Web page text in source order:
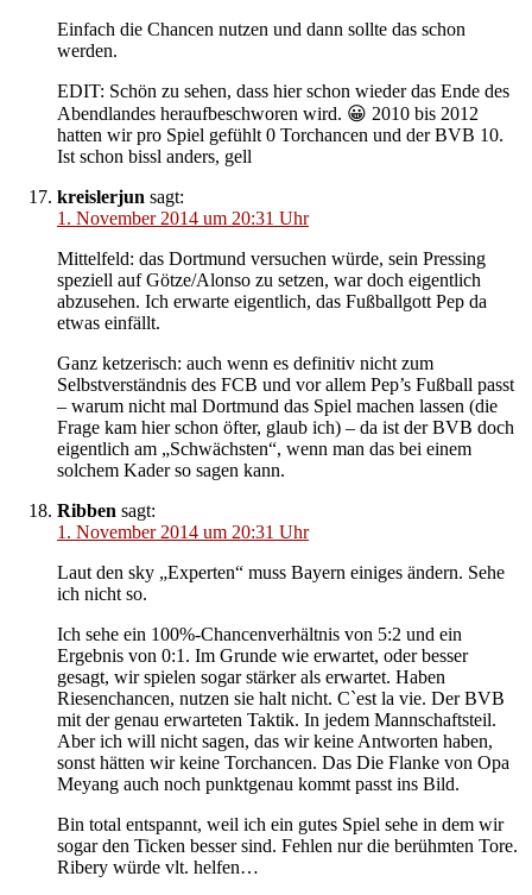
Einfach die Chancen nutzen und dann sollte das schon
werden.
EDIT: Schön zu sehen, dass hier schon wieder das Ende des
Abendlandes heraufbeschworen wird. 😀 2010 bis 2012
hatten wir pro Spiel gefühlt 0 Torchancen und der BVB 10.
Ist schon bissl anders, gell
kreislerjun sagt:
1. November 2014 um 20:31 Uhr
Mittelfeld: das Dortmund versuchen würde, sein Pressing
speziell auf Götze/Alonso zu setzen, war doch eigentlich
abzusehen. Ich erwarte eigentlich, das Fußballgott Pep da
etwas einfällt.
Ganz ketzerisch: auch wenn es definitiv nicht zum
Selbstverständnis des FCB und vor allem Pep’s Fußball passt
– warum nicht mal Dortmund das Spiel machen lassen (die
Frage kam hier schon öfter, glaub ich) – da ist der BVB doch
eigentlich am „Schwächsten“, wenn man das bei einem
solchem Kader so sagen kann.
Ribben sagt:
1. November 2014 um 20:31 Uhr
Laut den sky „Experten“ muss Bayern einiges ändern. Sehe
ich nicht so.
Ich sehe ein 100%-Chancenverhältnis von 5:2 und ein
Ergebnis von 0:1. Im Grunde wie erwartet, oder besser
gesagt, wir spielen sogar stärker als erwartet. Haben
Riesenchancen, nutzen sie halt nicht. C`est la vie. Der BVB
mit der genau erwarteten Taktik. In jedem Mannschaftsteil.
Aber ich will nicht sagen, das wir keine Antworten haben,
sonst hätten wir keine Torchancen. Das Die Flanke von Opa
Meyang auch noch punktgenau kommt passt ins Bild.
Bin total entspannt, weil ich ein gutes Spiel sehe in dem wir
sogar den Ticken besser sind. Fehlen nur die berühmten Tore.
Ribery würde vlt. helfen…